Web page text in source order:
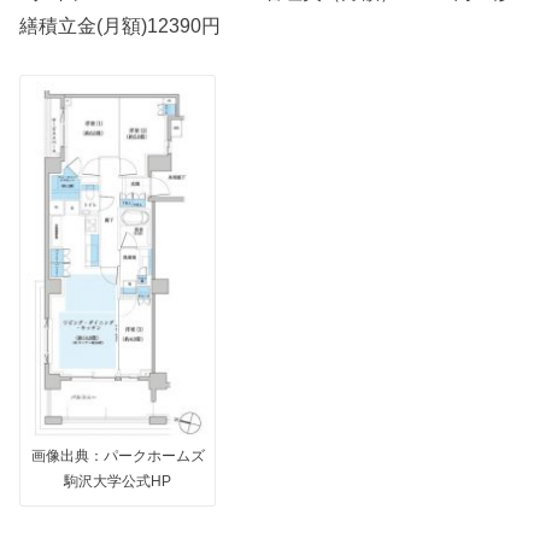
繕積立金(月額)12390円
画像出典：パークホームズ
駒沢大学公式HP